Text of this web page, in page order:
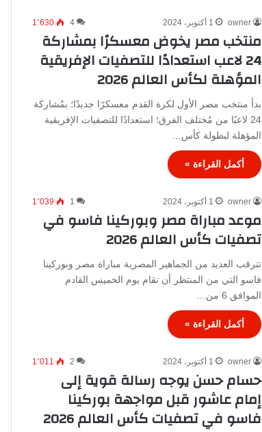
owner 1 أكتوبر، 2024 4 1٬630
منتخب مصر يخوض معسكرًا بمشاركة
24 لاعب استعدادًا للتصفيات الإفريقية
المؤهلة لكأس العالم 2026
بدأ منتخب مصر الأول لكرة القدم معسكرًا جديدًا؛ بمُشاركة
24 لاعبًا من مُختلف الفرق؛ استعدادًا للتصفيات الإفريقية
المؤهلة لبطولة كأس…
أكمل القراءة »
owner 1 أكتوبر، 2024 1 1٬039
موعد مباراة مصر وبوركينا فاسو في
تصفيات كأس العالم 2026
تترقب العديد من الجماهير المصرية مباراة مصر وبوركينا
فاسو التي من المنتظر أن تقام يوم الخميس القادم
الموافق 6 من…
أكمل القراءة »
owner 1 أكتوبر، 2024 2 1٬011
حسام حسن يوجه رسالة قوية إلى
إمام عاشور قبل مواجهة بوركينا
فاسو في تصفيات كأس العالم 2026